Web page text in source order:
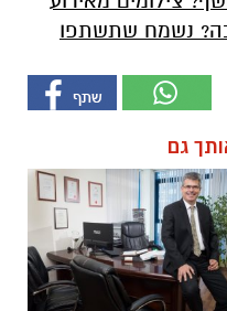
נשמח שתשתפו
גם